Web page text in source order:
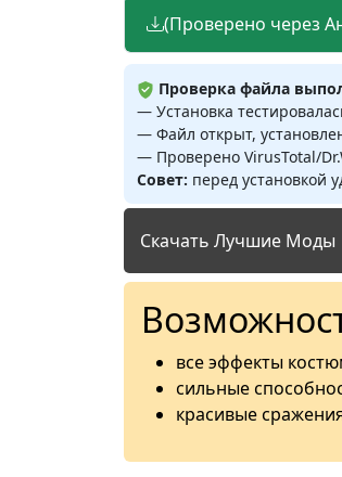
(Проверено через
Проверка файла
— Установка
— Файл открыт,
— Проверено VirusTotal/
Совет: перед установкой
Скачать Лучшие Моды
все эффекты
сильные
красивые